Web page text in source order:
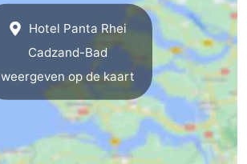
Hotel Panta Rhei
Cadzand-Bad
weergeven op de kaart